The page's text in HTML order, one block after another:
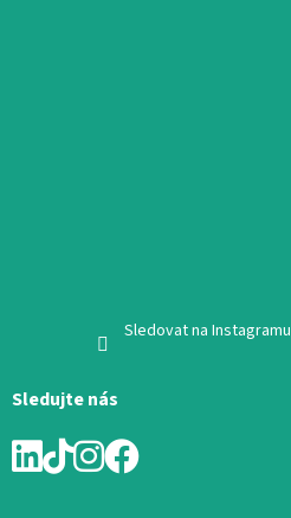
Sledovat na Instagramu
Sledujte nás